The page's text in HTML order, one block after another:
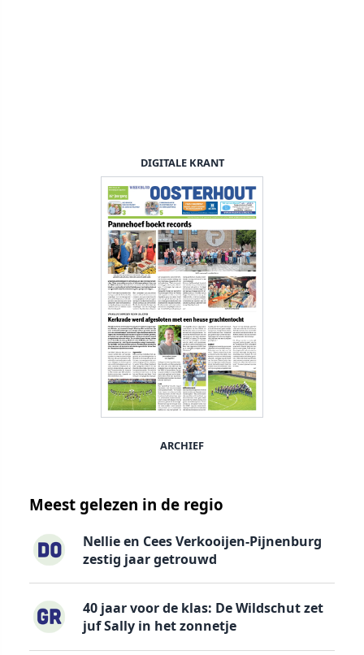
DIGITALE KRANT
ARCHIEF
Meest gelezen in de regio
Nellie en Cees Verkooijen-Pijnenburg
zestig jaar getrouwd
40 jaar voor de klas: De Wildschut zet
juf Sally in het zonnetje